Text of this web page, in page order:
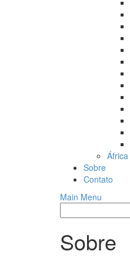
África
Sobre
Contato
Main Menu
Sobre